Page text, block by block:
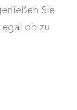
Sie
ob zu